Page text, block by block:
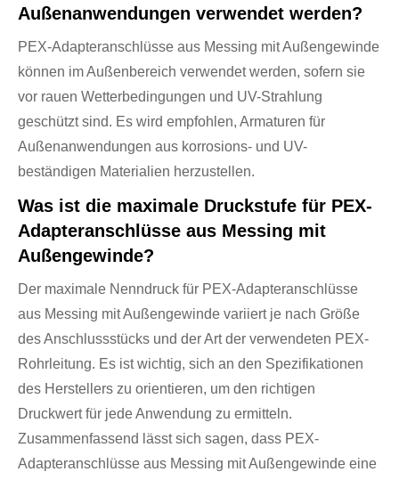
Außenanwendungen verwendet werden?
PEX-Adapteranschlüsse aus Messing mit Außengewinde
können im Außenbereich verwendet werden, sofern sie
vor rauen Wetterbedingungen und UV-Strahlung
geschützt sind. Es wird empfohlen, Armaturen für
Außenanwendungen aus korrosions- und UV-
beständigen Materialien herzustellen.
Was ist die maximale Druckstufe für PEX-
Adapteranschlüsse aus Messing mit
Außengewinde?
Der maximale Nenndruck für PEX-Adapteranschlüsse
aus Messing mit Außengewinde variiert je nach Größe
des Anschlussstücks und der Art der verwendeten PEX-
Rohrleitung. Es ist wichtig, sich an den Spezifikationen
des Herstellers zu orientieren, um den richtigen
Druckwert für jede Anwendung zu ermitteln.
Zusammenfassend lässt sich sagen, dass PEX-
Adapteranschlüsse aus Messing mit Außengewinde eine